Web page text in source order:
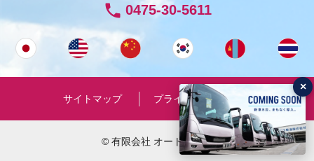
phone 0475-30-5611
サイトマップ プライバシーポリシー
© 有限会社 オートウィル
×